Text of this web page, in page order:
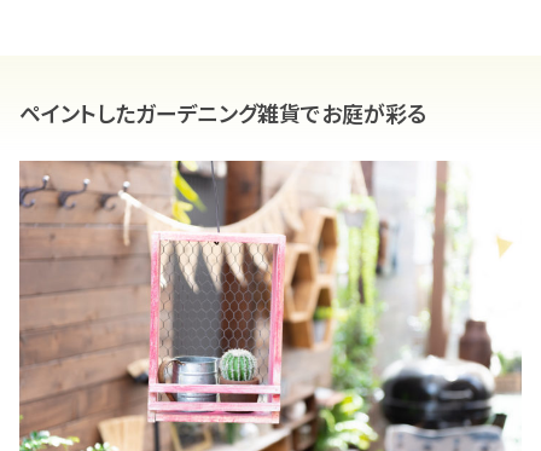
ペイントしたガーデニング雑貨でお庭が彩る